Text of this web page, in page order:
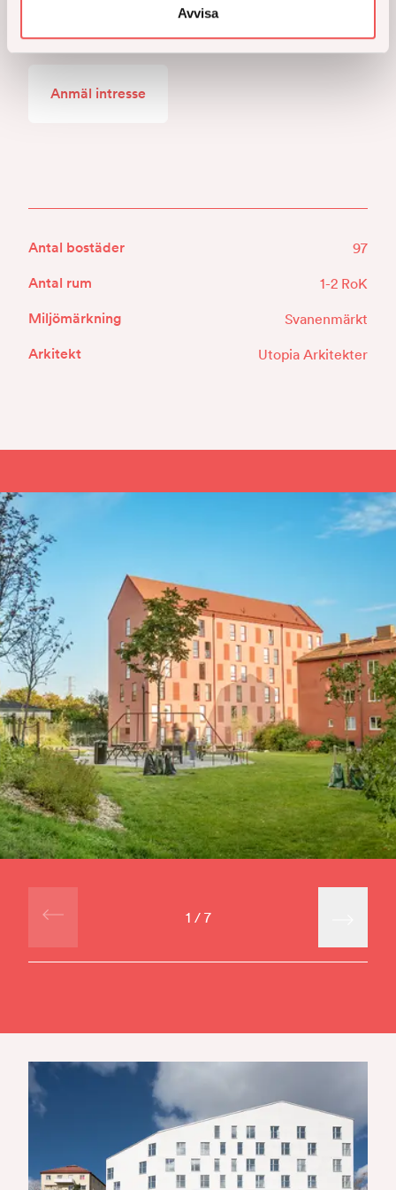
Avvisa
smarta studentlägenheter i Gubbängen som gör
Anmäl intresse
Antal bostäder 97
Antal rum 1-2 RoK
Miljömärkning Svanenmärkt
Arkitekt Utopia Arkitekter
1 / 7